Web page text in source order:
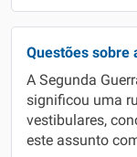
Questões sobre
A Segunda
significou uma
vestibulares,
este assunto